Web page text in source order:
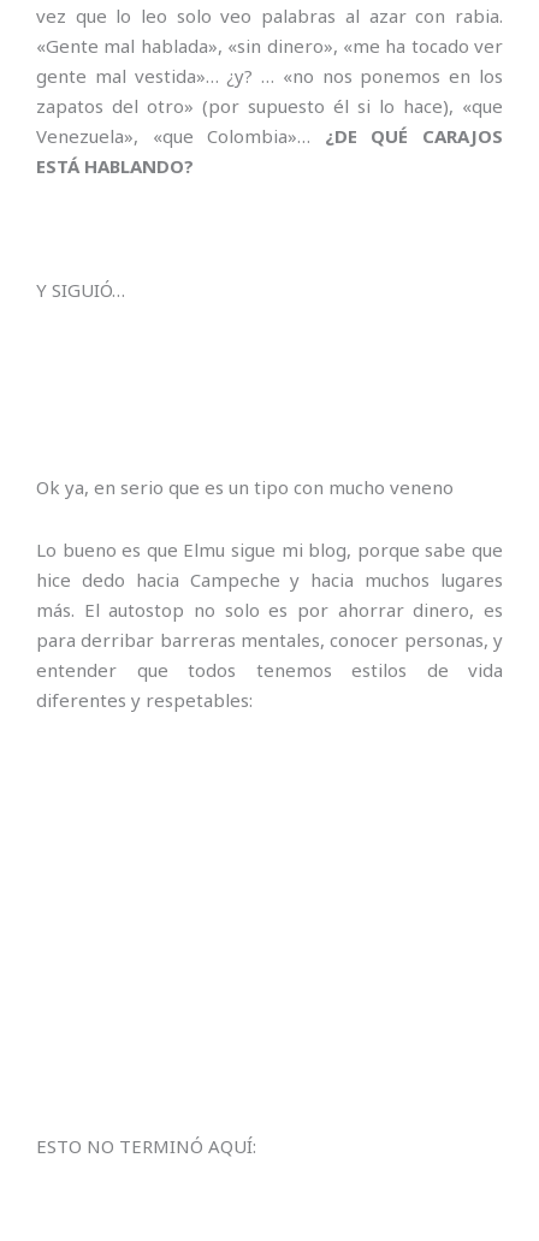
vez que lo leo solo veo palabras al azar con rabia.
«Gente mal hablada», «sin dinero», «me ha tocado ver
gente mal vestida»… ¿y? … «no nos ponemos en los
zapatos del otro» (por supuesto él si lo hace), «que
Venezuela», «que Colombia»… ¿DE QUÉ CARAJOS
ESTÁ HABLANDO?
Y SIGUIÓ…
Ok ya, en serio que es un tipo con mucho veneno
Lo bueno es que Elmu sigue mi blog, porque sabe que
hice dedo hacia Campeche y hacia muchos lugares
más. El autostop no solo es por ahorrar dinero, es
para derribar barreras mentales, conocer personas, y
entender que todos tenemos estilos de vida
diferentes y respetables:
ESTO NO TERMINÓ AQUÍ: